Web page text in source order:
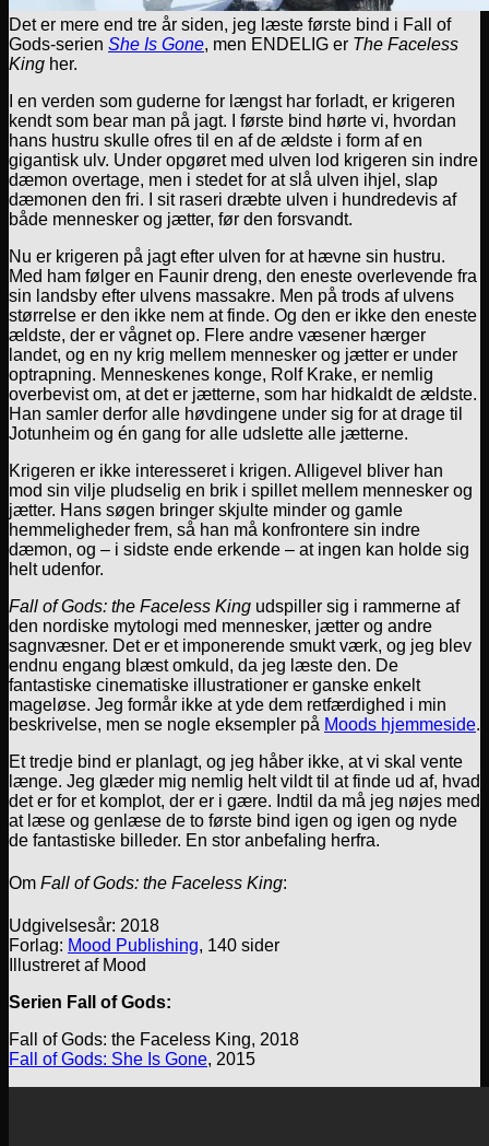
Det er mere end tre år siden, jeg læste første bind i Fall of
Gods-serien She Is Gone, men ENDELIG er The Faceless
King her.
I en verden som guderne for længst har forladt, er krigeren
kendt som bear man på jagt. I første bind hørte vi, hvordan
hans hustru skulle ofres til en af de ældste i form af en
gigantisk ulv. Under opgøret med ulven lod krigeren sin indre
dæmon overtage, men i stedet for at slå ulven ihjel, slap
dæmonen den fri. I sit raseri dræbte ulven i hundredevis af
både mennesker og jætter, før den forsvandt.
Nu er krigeren på jagt efter ulven for at hævne sin hustru.
Med ham følger en Faunir dreng, den eneste overlevende fra
sin landsby efter ulvens massakre. Men på trods af ulvens
størrelse er den ikke nem at finde. Og den er ikke den eneste
ældste, der er vågnet op. Flere andre væsener hærger
landet, og en ny krig mellem mennesker og jætter er under
optrapning. Menneskenes konge, Rolf Krake, er nemlig
overbevist om, at det er jætterne, som har hidkaldt de ældste.
Han samler derfor alle høvdingene under sig for at drage til
Jotunheim og én gang for alle udslette alle jætterne.
Krigeren er ikke interesseret i krigen. Alligevel bliver han
mod sin vilje pludselig en brik i spillet mellem mennesker og
jætter. Hans søgen bringer skjulte minder og gamle
hemmeligheder frem, så han må konfrontere sin indre
dæmon, og – i sidste ende erkende – at ingen kan holde sig
helt udenfor.
Fall of Gods: the Faceless King udspiller sig i rammerne af
den nordiske mytologi med mennesker, jætter og andre
sagnvæsner. Det er et imponerende smukt værk, og jeg blev
endnu engang blæst omkuld, da jeg læste den. De
fantastiske cinematiske illustrationer er ganske enkelt
mageløse. Jeg formår ikke at yde dem retfærdighed i min
beskrivelse, men se nogle eksempler på Moods hjemmeside.
Et tredje bind er planlagt, og jeg håber ikke, at vi skal vente
længe. Jeg glæder mig nemlig helt vildt til at finde ud af, hvad
det er for et komplot, der er i gære. Indtil da må jeg nøjes med
at læse og genlæse de to første bind igen og igen og nyde
de fantastiske billeder. En stor anbefaling herfra.
Om Fall of Gods: the Faceless King:
Udgivelsesår: 2018
Forlag: Mood Publishing, 140 sider
Illustreret af Mood
Serien Fall of Gods:
Fall of Gods: the Faceless King, 2018
Fall of Gods: She Is Gone, 2015